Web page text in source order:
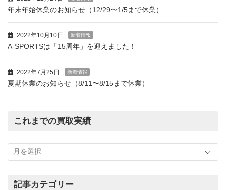
年末年始休業のお知らせ（12/29〜1/5まで休業）
2022年10月10日 新着情報
A-SPORTSは「15周年」を迎えました！
2022年7月25日 新着情報
夏期休業のお知らせ（8/11〜8/15まで休業）
これまでの買取実績
ま
の記事カテゴリー